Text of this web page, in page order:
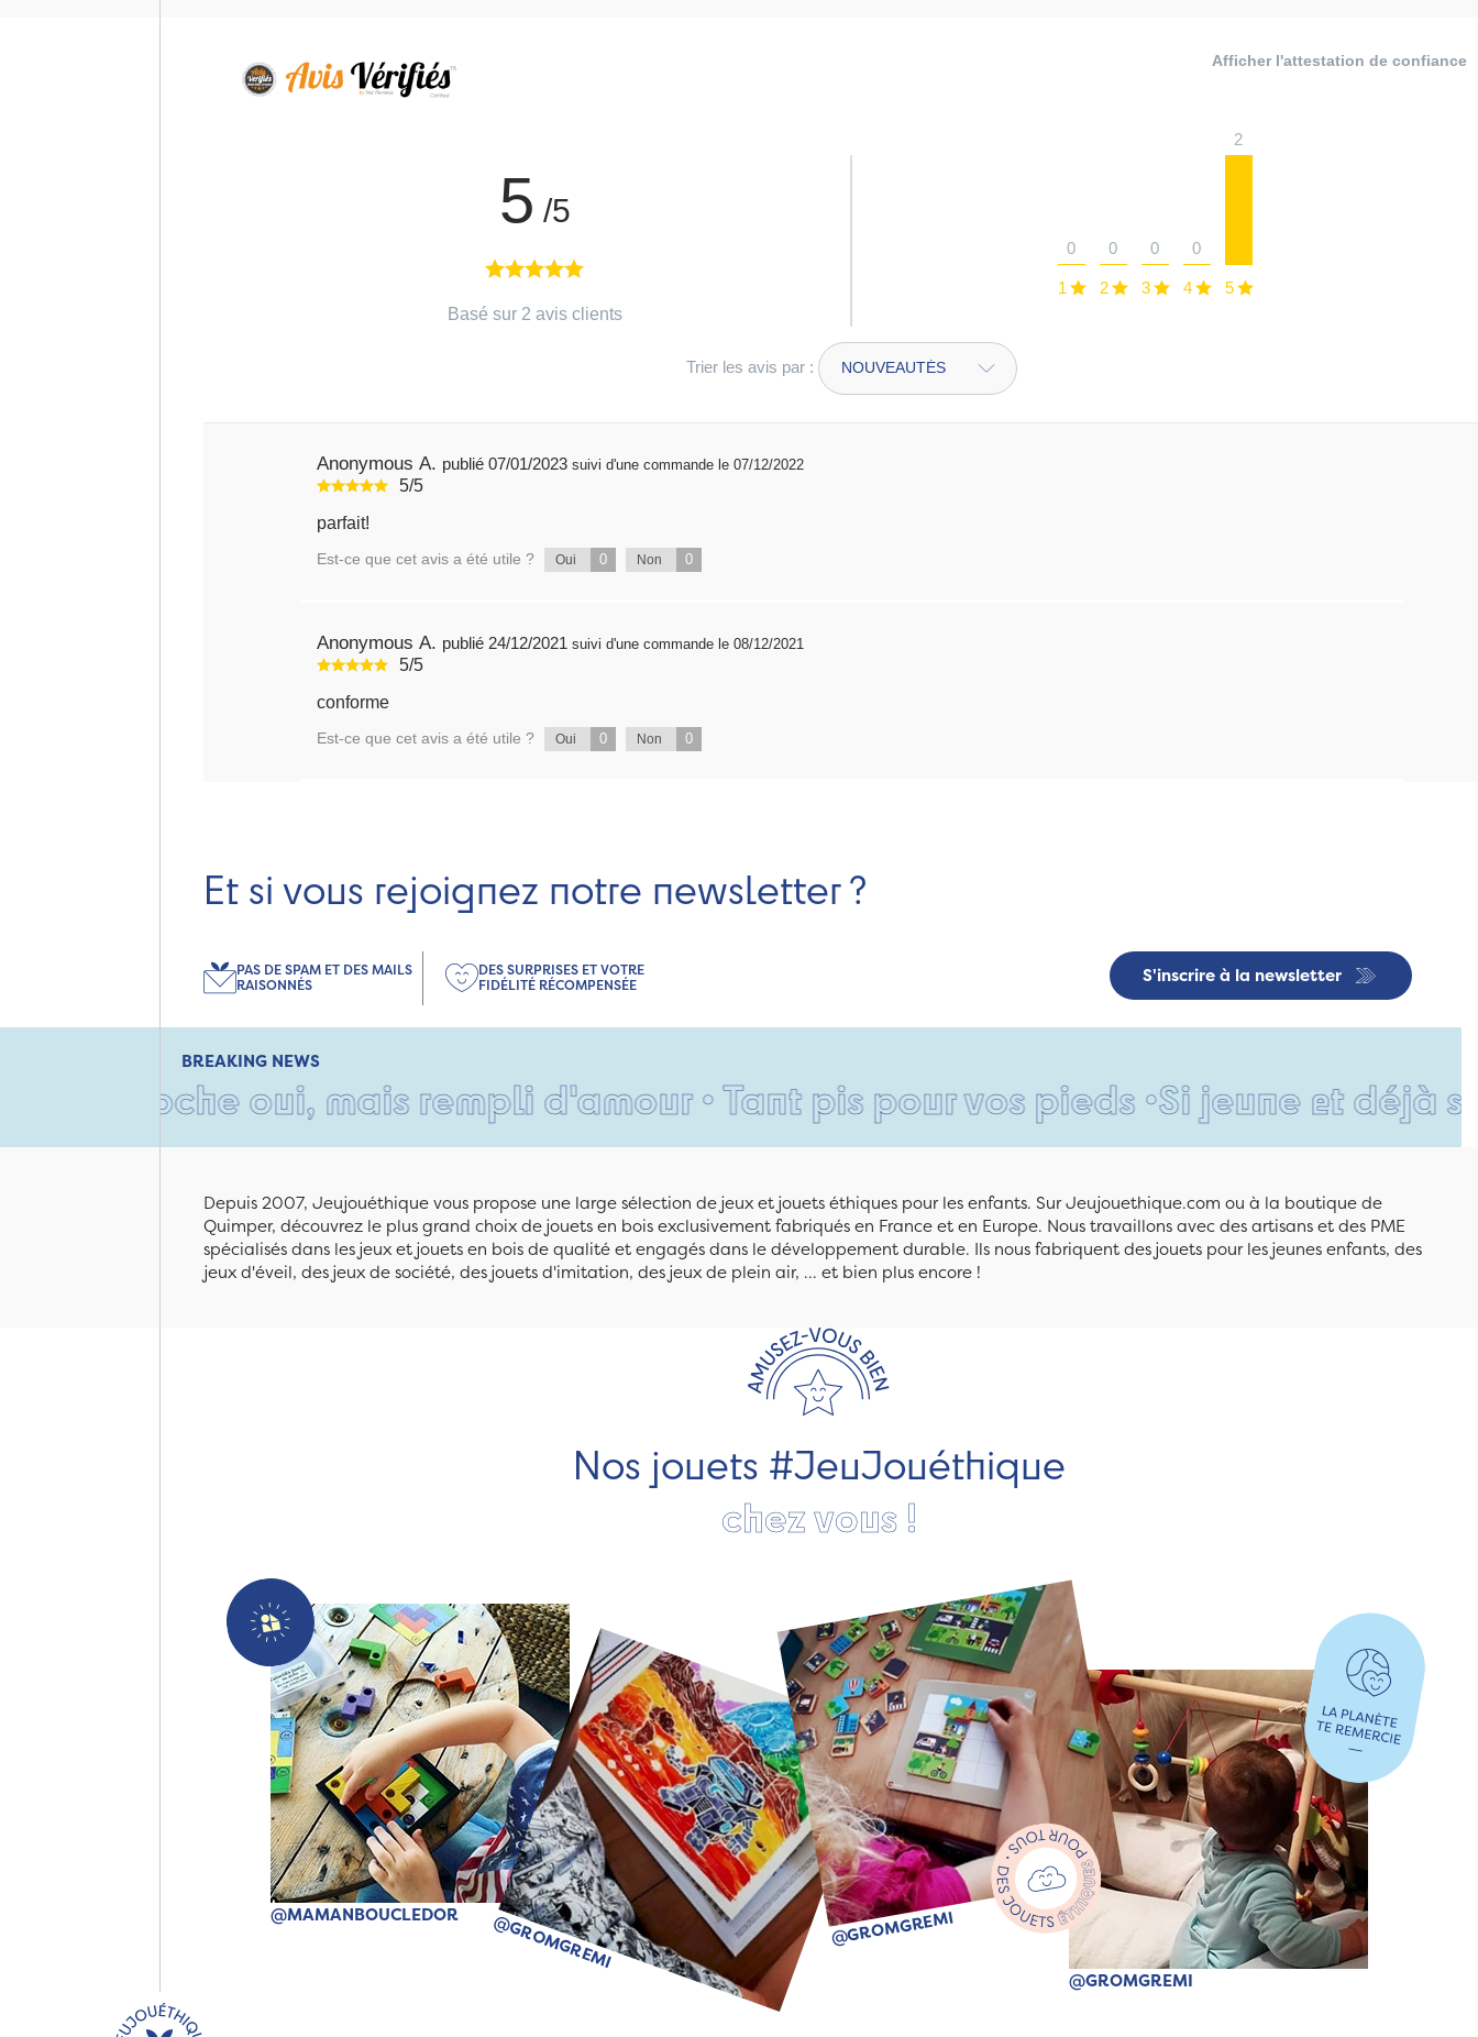
Afficher l'attestation de confiance
5 /5
Basé sur 2 avis clients
1
0
2
0
3
0
4
0
5
2
Trier les avis par :
Anonymous A. publié 07/01/2023suivi d'une commande le 07/12/2022
5/5
parfait!
Est-ce que cet avis a été utile ? Oui 0 Non 0
Anonymous A. publié 24/12/2021suivi d'une commande le 08/12/2021
5/5
conforme
Est-ce que cet avis a été utile ? Oui 0 Non 0
Et si vous rejoignez notre newsletter ?
S'inscrire à la newsletter
PAS DE SPAM ET DES MAILS
RAISONNÉS
DES SURPRISES ET VOTRE
FIDÉLITÉ RÉCOMPENSÉE
BREAKING NEWS
oui, mais rempli d'amour • Tant pis pour vos pieds • Si jeune et déjà si
Depuis 2007, Jeujouéthique vous propose une large sélection de jeux et jouets éthiques pour les enfants. Sur Jeujouethique.com ou à la boutique de
Quimper, découvrez le plus grand choix de jouets en bois exclusivement fabriqués en France et en Europe. Nous travaillons avec des artisans et des PME
spécialisés dans les jeux et jouets en bois de qualité et engagés dans le développement durable. Ils nous fabriquent des jouets pour les jeunes enfants, des
jeux d'éveil, des jeux de société, des jouets d'imitation, des jeux de plein air, ... et bien plus encore !
Nos jouets #JeuJouéthique
chez vous !
@MAMANBOUCLEDOR @GROMGREMI @GROMGREMI
@GROMGREMI